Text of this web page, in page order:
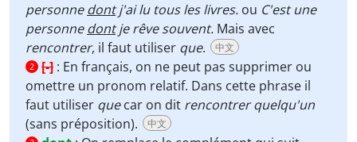
personnedontj'ai lu tous les livres. ou C'est une
personnedontje rêve souvent. Mais avec
rencontrer, il faut utiliser que. 中文
2 [-] : En français, on ne peut pas supprimer ou
omettre un pronom relatif. Dans cette phrase il
faut utiliser quecar on dit rencontrer quelqu'un
(sans préposition).
中文